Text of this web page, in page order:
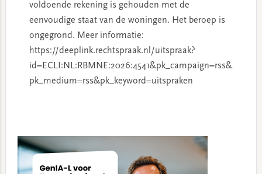
voldoende rekening is gehouden met de
eenvoudige staat van de woningen. Het beroep is
ongegrond. Meer informatie:
https://deeplink.rechtspraak.nl/uitspraak?
id=ECLI:NL:RBMNE:2026:4541&pk_campaign=rss&
pk_medium=rss&pk_keyword=uitspraken
Sidebar